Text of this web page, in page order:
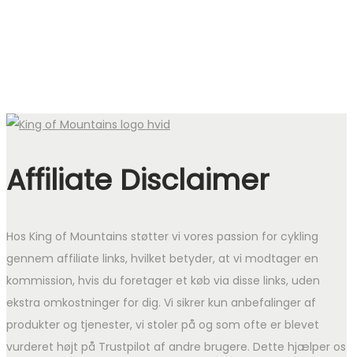
Affiliate Disclaimer
Hos King of Mountains støtter vi vores passion for cykling
gennem affiliate links, hvilket betyder, at vi modtager en
kommission, hvis du foretager et køb via disse links, uden
ekstra omkostninger for dig. Vi sikrer kun anbefalinger af
produkter og tjenester, vi stoler på og som ofte er blevet
vurderet højt på Trustpilot af andre brugere. Dette hjælper os